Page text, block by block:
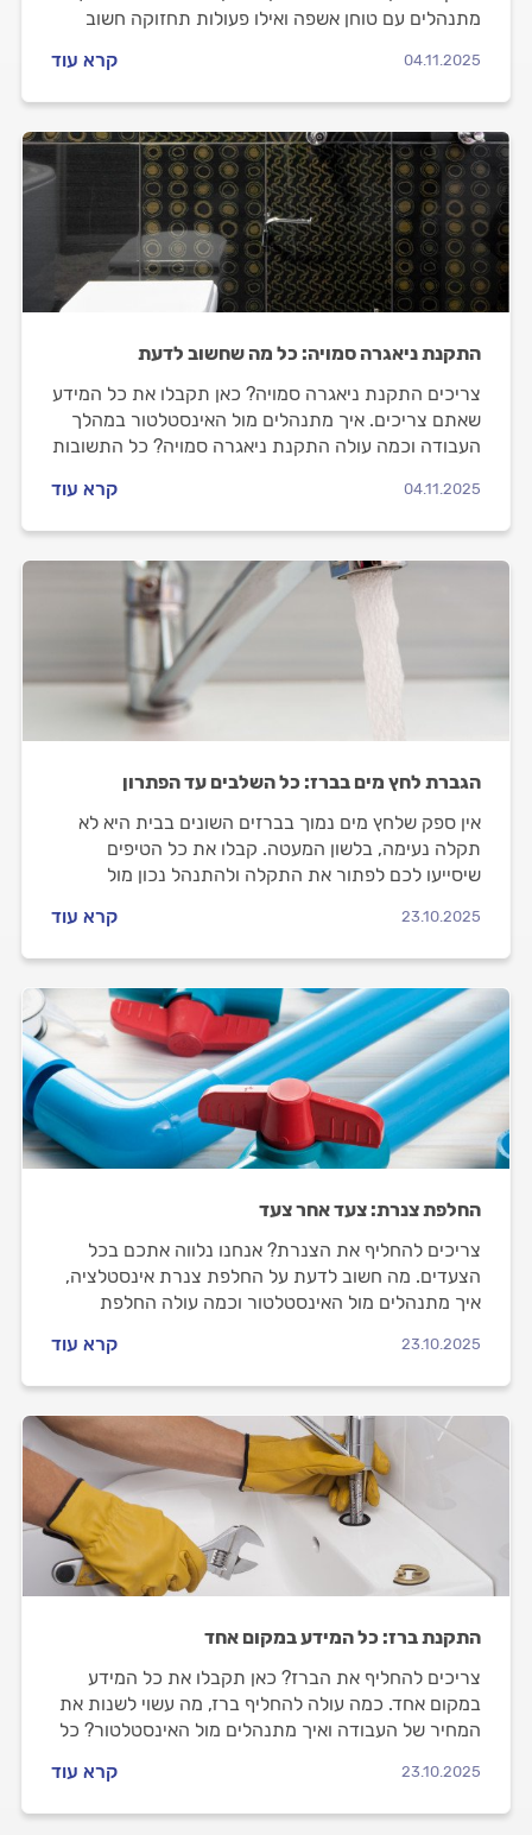
מתנהלים עם טוחן אשפה ואילו פעולות תחזוקה חשוב
04.11.2025 קרא עוד
התקנת ניאגרה סמויה: כל מה שחשוב לדעת
צריכים התקנת ניאגרה סמויה? כאן תקבלו את כל המידע
שאתם צריכים. איך מתנהלים מול האינסטלטור במהלך
העבודה וכמה עולה התקנת ניאגרה סמויה? כל התשובות
04.11.2025 קרא עוד
הגברת לחץ מים בברז: כל השלבים עד הפתרון
אין ספק שלחץ מים נמוך בברזים השונים בבית היא לא
תקלה נעימה, בלשון המעטה. קבלו את כל הטיפים
שיסייעו לכם לפתור את התקלה ולהתנהל נכון מול
23.10.2025 קרא עוד
החלפת צנרת: צעד אחר צעד
צריכים להחליף את הצנרת? אנחנו נלווה אתכם בכל
הצעדים. מה חשוב לדעת על החלפת צנרת אינסטלציה,
איך מתנהלים מול האינסטלטור וכמה עולה החלפת
23.10.2025 קרא עוד
התקנת ברז: כל המידע במקום אחד
צריכים להחליף את הברז? כאן תקבלו את כל המידע
במקום אחד. כמה עולה להחליף ברז, מה עשוי לשנות את
המחיר של העבודה ואיך מתנהלים מול האינסטלטור? כל
23.10.2025 קרא עוד